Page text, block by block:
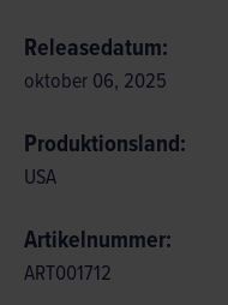
Releasedatum:
oktober 06, 2025
Produktionsland:
USA
Artikelnummer:
ART001712